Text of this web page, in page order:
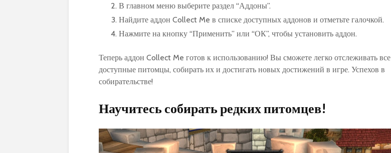
В главном меню выберите раздел “Аддоны”.
Найдите аддон Collect Me в списке доступных аддонов и отметьте галочкой.
Нажмите на кнопку “Применить” или “ОК”, чтобы установить аддон.
Теперь аддон Collect Me готов к использованию! Вы сможете легко отслеживать все
доступные питомцы, собирать их и достигать новых достижений в игре. Успехов в
собирательстве!
Научитесь собирать редких питомцев!